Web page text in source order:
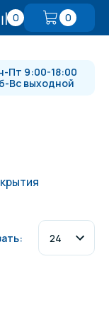
0 0
пушки и
Пт 9:00-18:00
Вс выходной